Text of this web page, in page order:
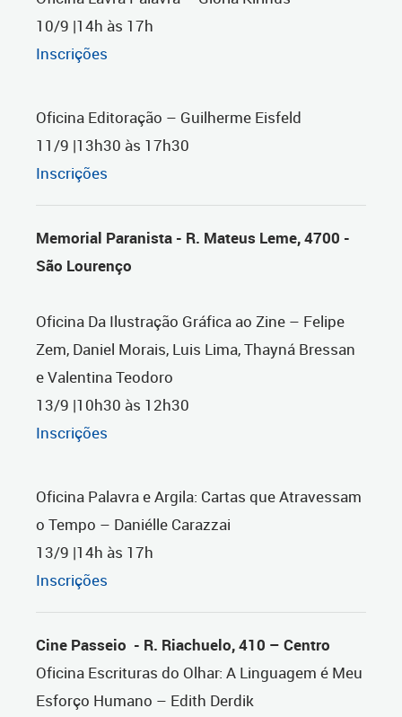
10/9 |14h às 17h
Inscrições
Oficina Editoração – Guilherme Eisfeld
11/9 |13h30 às 17h30
Inscrições
Memorial Paranista - R. Mateus Leme, 4700 -
São Lourenço
Oficina Da Ilustração Gráfica ao Zine – Felipe
Zem, Daniel Morais, Luis Lima, Thayná Bressan
e Valentina Teodoro
13/9 |10h30 às 12h30
Inscrições
Oficina Palavra e Argila: Cartas que Atravessam
o Tempo – Daniélle Carazzai
13/9 |14h às 17h
Inscrições
Cine Passeio - R. Riachuelo, 410 – Centro
Oficina Escrituras do Olhar: A Linguagem é Meu
Esforço Humano – Edith Derdik